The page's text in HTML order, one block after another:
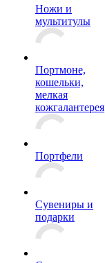
Ножи и
мультитулы
Портмоне,
кошельки,
мелкая
кожгалантерея
Портфели
Сувениры и
подарки